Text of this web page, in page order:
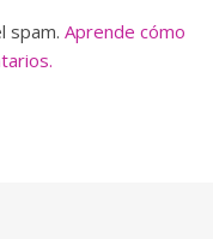
spam. Aprende cómo